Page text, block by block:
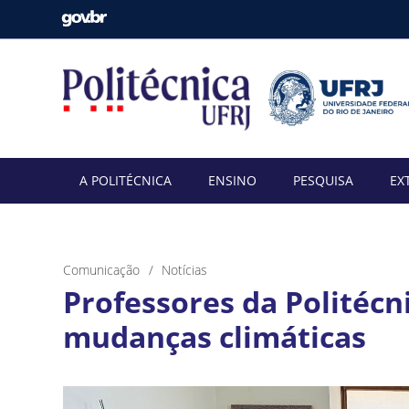
A POLITÉCNICA ENSINO PESQUISA
Comunicação Notícias
Professores da
mudanças climáticas